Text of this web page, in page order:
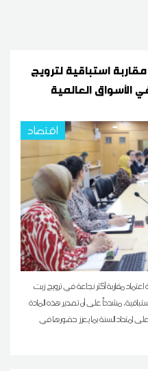
استباقية لترويج
الأسواق العالمية
اقتصاد
اعتماد مقاربة أكثر نجاعة في ترويج زيت
مشدداً على أن تصدير هذه المادة
على امتداد السنة بما يعزز حضورها في